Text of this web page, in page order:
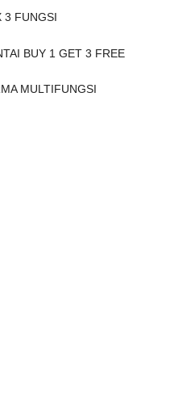
3 FUNGSI
BUY 1 GET 3 FREE
MULTIFUNGSI